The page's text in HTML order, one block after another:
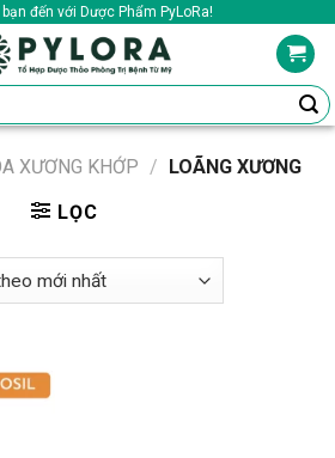
đến với Dược Phẩm PyLoRa!
XƯƠNG KHỚP / LOÃNG XƯƠNG
LỌC